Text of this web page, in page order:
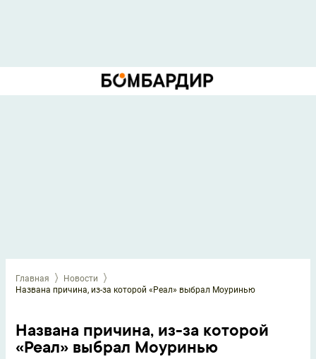
Главная
Новости
Названа причина, из-за которой «Реал» выбрал Моуринью
Названа причина, из-за которой
«Реал» выбрал Моуринью